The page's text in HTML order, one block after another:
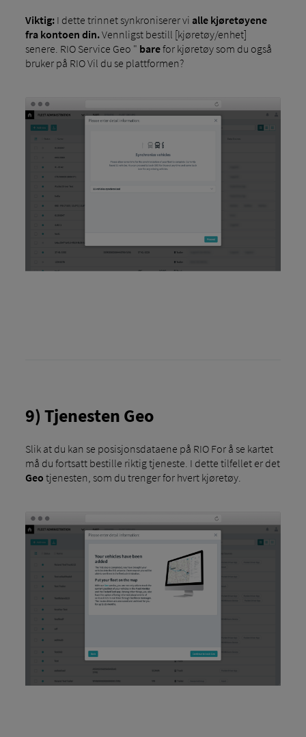
Viktig:I dette trinnet synkroniserer vi alle kjøretøyene
fra kontoen din.Vennligst bestill [kjøretøy/enhet]
senere. RIO Service Geo " barefor kjøretøy som du også
bruker på RIO Vil du se plattformen?
9) Tjenesten Geo
Slik at du kan se posisjonsdataene på RIO For å se kartet
må du fortsatt bestille riktig tjeneste. I dette tilfellet er det
Geo tjenesten, som du trenger for hvert kjøretøy.